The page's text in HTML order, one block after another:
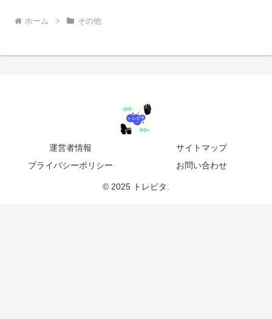
ホーム その他
運営者情報
サイトマップ
プライバシーポリシー
お問い合わせ
© 2025 トレピタ.